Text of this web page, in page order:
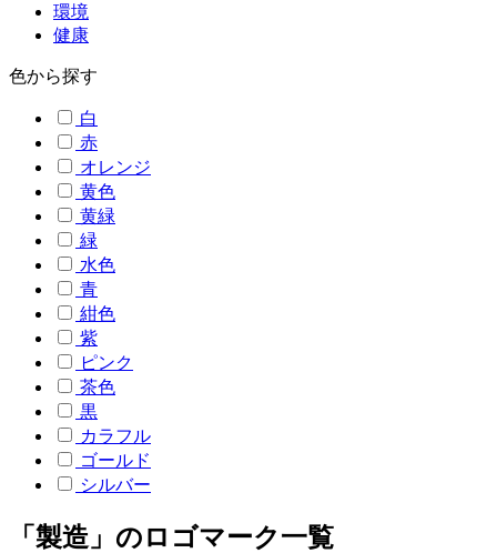
環境
健康
色から探す
白
赤
オレンジ
黄色
黄緑
緑
水色
青
紺色
紫
ピンク
茶色
黒
カラフル
ゴールド
シルバー
「製造」のロゴマーク一覧